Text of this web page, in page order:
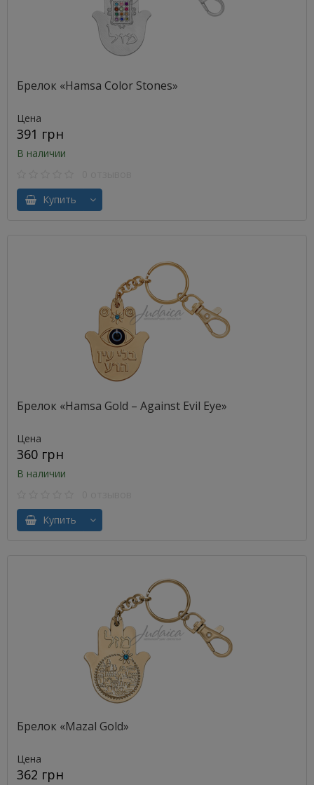
Брелок «Hamsa Color Stones»
Цена
391 грн
В наличии
Купить
Брелок «Hamsa Gold – Against Evil Eye»
Цена
360 грн
В наличии
Купить
Брелок «Mazal Gold»
Цена
362 грн